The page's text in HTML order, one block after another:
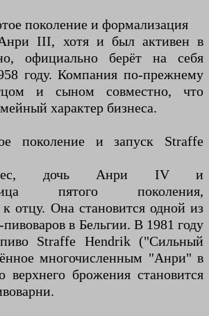
поколение и формализация
III, хотя и был активен в
официально берёт на себя
году. Компания по-прежнему
и сыном совместно, что
характер бизнеса.
поколение и запуск Straffe
дочь Анри IV и
пятого поколения,
к отцу. Она становится одной из
в Бельгии. В 1981 году
пиво Straffe Hendrik ("Сильный
многочисленным "Анри" в
верхнего брожения становится